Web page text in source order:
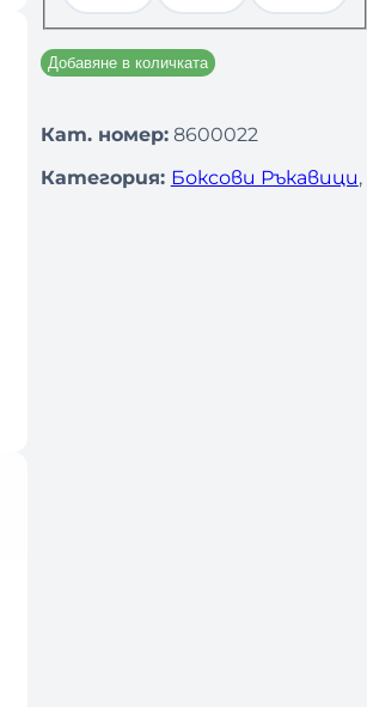
Добавяне в количката
Кат. номер: 8600022
Категория: Боксови Ръкавици,